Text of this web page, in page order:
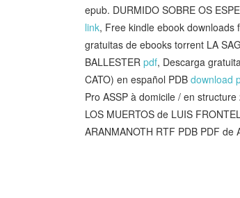
epub. DURMIDO SOBRE OS
link, Free kindle ebook
gratuitas de ebooks torrent LA
BALLESTER pdf, Descarga
CATO) en español PDB download
Pro ASSP à domicile / en
LOS MUERTOS de LUIS
ARANMANOTH RTF PDB PDF de